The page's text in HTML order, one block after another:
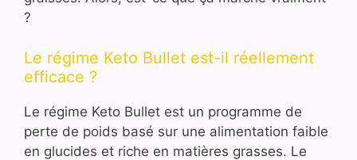
?
Le régime Keto Bullet est-il réellement
efficace ?
Le régime Keto Bullet est un programme de
perte de poids basé sur une alimentation faible
en glucides et riche en matières grasses. Le